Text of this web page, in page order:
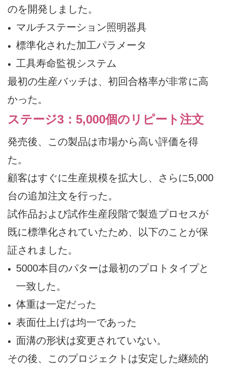
のを開発しました。
マルチステーション照明器具
標準化された加工パラメータ
工具寿命監視システム
最初の生産バッチは、初回合格率が非常に高
かった。
ステージ3：5,000個のリピート注文
発売後、この製品は市場から高い評価を得
た。
顧客はすぐに生産規模を拡大し、さらに5,000
台の追加注文を行った。
試作品および試作生産段階で製造プロセスが
既に標準化されていたため、以下のことが保
証されました。
5000本目のパターは最初のプロトタイプと
一致した。
体重は一定だった
表面仕上げは均一であった
面溝の形状は変更されていない。
その後、このプロジェクトは安定した継続的